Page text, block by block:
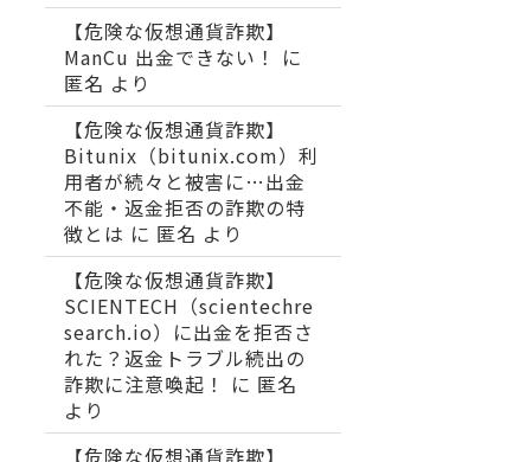
【危険な仮想通貨詐欺】
ManCu 出金できない！
に
匿名 より
【危険な仮想通貨詐欺】
Bitunix（bitunix.com）利
用者が続々と被害に…出金
不能・返金拒否の詐欺の特
徴とは に 匿名 より
【危険な仮想通貨詐欺】
SCIENTECH（scientechre
search.io）に出金を拒否さ
れた？返金トラブル続出の
詐欺に注意喚起！
に 匿名
より
【危険な仮想通貨詐欺】